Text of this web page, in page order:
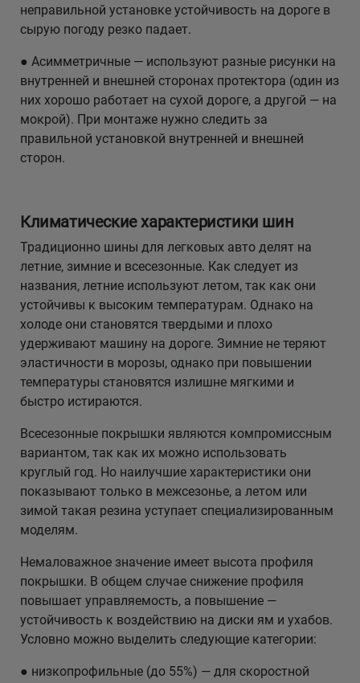
неправильной установке устойчивость на дороге в
сырую погоду резко падает.
● Асимметричные — используют разные рисунки на
внутренней и внешней сторонах протектора (один из
них хорошо работает на сухой дороге, а другой — на
мокрой). При монтаже нужно следить за
правильной установкой внутренней и внешней
сторон.
Климатические характеристики шин
Традиционно шины для легковых авто делят на
летние, зимние и всесезонные. Как следует из
названия, летние используют летом, так как они
устойчивы к высоким температурам. Однако на
холоде они становятся твердыми и плохо
удерживают машину на дороге. Зимние не теряют
эластичности в морозы, однако при повышении
температуры становятся излишне мягкими и
быстро истираются.
Всесезонные покрышки являются компромиссным
вариантом, так как их можно использовать
круглый год. Но наилучшие характеристики они
показывают только в межсезонье, а летом или
зимой такая резина уступает специализированным
моделям.
Немаловажное значение имеет высота профиля
покрышки. В общем случае снижение профиля
повышает управляемость, а повышение —
устойчивость к воздействию на диски ям и ухабов.
Условно можно выделить следующие категории:
● низкопрофильные (до 55%) — для скоростной